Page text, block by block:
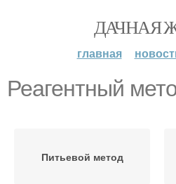
ДАЧНАЯ
главная
Реагентный
Питьевой метод